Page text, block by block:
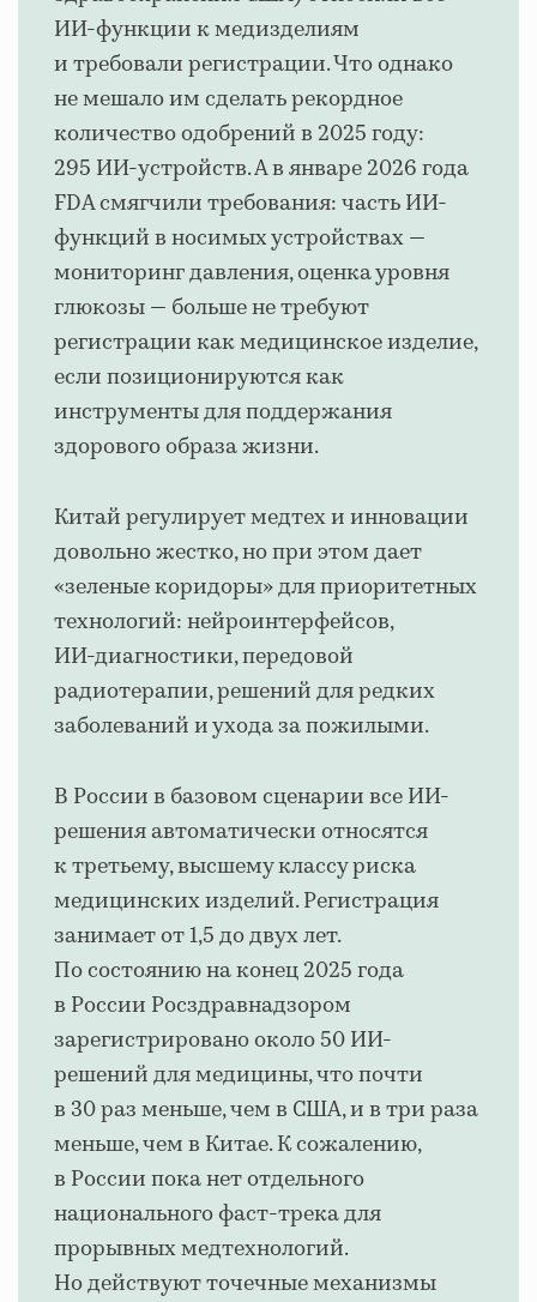
ИИ-функции к медизделиям
и требовали регистрации. Что однако
не мешало им сделать рекордное
количество одобрений в 2025 году:
295 ИИ-устройств. А в январе 2026 года
FDA смягчили требования: часть ИИ-
функций в носимых устройствах —
мониторинг давления, оценка уровня
глюкозы — больше не требуют
регистрации как медицинское изделие,
если позиционируются как
инструменты для поддержания
здорового образа жизни.
Китай регулирует медтех и инновации
довольно жестко, но при этом дает
«зеленые коридоры» для приоритетных
технологий: нейроинтерфейсов,
ИИ‑диагностики, передовой
радиотерапии, решений для редких
заболеваний и ухода за пожилыми.
В России в базовом сценарии все ИИ-
решения автоматически относятся
к третьему, высшему классу риска
медицинских изделий. Регистрация
занимает от 1,5 до двух лет.
По состоянию на конец 2025 года
в России Росздравнадзором
зарегистрировано около 50 ИИ-
решений для медицины, что почти
в 30 раз меньше, чем в США, и в три раза
меньше, чем в Китае. К сожалению,
в России пока нет отдельного
национального фаст-трека для
прорывных медтехнологий.
Но действуют точечные механизмы